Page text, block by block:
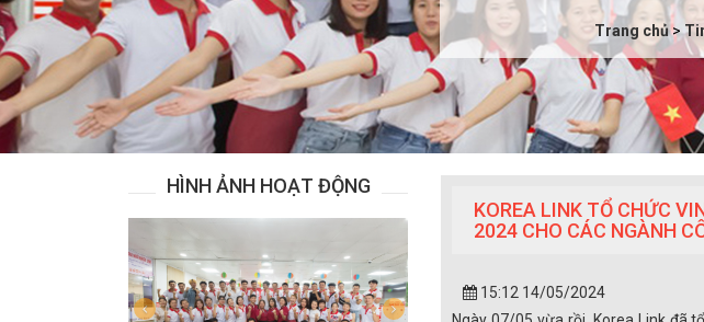
Trang chủ>
HÌNH ẢNH HOẠT ĐỘNG
Previous Next
KOREA LINK TỔ CHỨC
2024 CHO CÁC NGÀNH
15:12 14/05/2024